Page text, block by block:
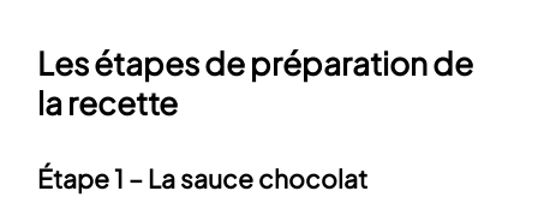
Les étapes de préparation de
la recette
Étape 1 – La sauce chocolat